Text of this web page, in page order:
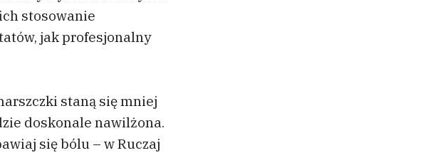
stosowanie
jak profesjonalny
staną się mniej
doskonale nawilżona.
się bólu – w Ruczaj